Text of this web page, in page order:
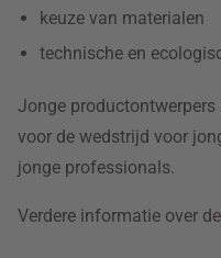
keuze van materialen
technische en
Jonge
voor de wedstrijd voor
jonge professionals.
Verdere informatie over de